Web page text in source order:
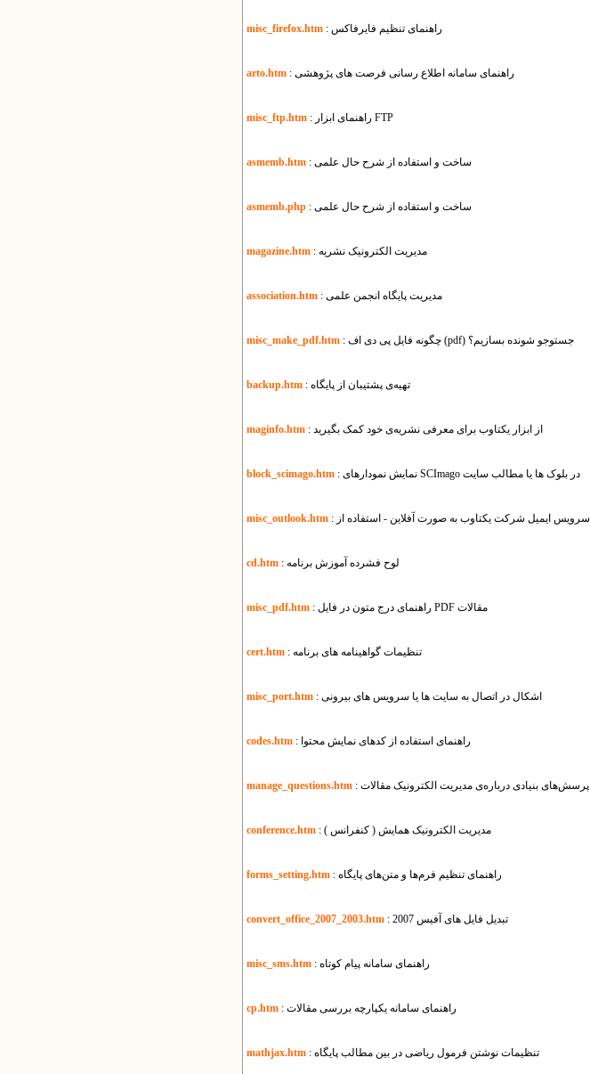
misc_firefox.htm : راهنمای تنظیم فایرفاکس
arto.htm : راهنمای سامانه اطلاع رسانی فرصت های پژوهشی
misc_ftp.htm : راهنمای ابزار FTP
asmemb.htm : ساخت و استفاده از شرح حال علمی
asmemb.php : ساخت و استفاده از شرح حال علمی
magazine.htm : مدیریت الکترونیک نشریه
association.htm : مدیریت پایگاه انجمن علمی
misc_make_pdf.htm : چگونه فایل پی دی اف (pdf) جستوجو شونده بسازیم؟
backup.htm : تهیه‌ی پشتیبان از پایگاه
maginfo.htm : از ابزار یکتاوب برای معرفی نشریه‌ی خود کمک بگیرید
block_scimago.htm : نمایش نمودارهای SCImago در بلوک ها یا مطالب سایت
misc_outlook.htm
cd.htm : لوح فشرده آموزش برنامه
misc_pdf.htm : راهنمای درج متون در فایل PDF مقالات
cert.htm : تنظیمات گواهینامه های برنامه
misc_port.htm : اشکال در اتصال به سایت ها یا سرویس های بیرونی
codes.htm : راهنمای استفاده از کدهای نمایش محتوا
manage_questions.htm : پرسش‌های بنیادی درباره‌ی مدیریت الکترونیک مقالات
conference.htm : مدیریت الکترونیک همایش ( کنفرانس )
forms_setting.htm : راهنمای تنظیم فرم‌ها و متن‌های پایگاه
convert_office_2007_2003.htm : تبدیل فایل های آفیس 2007
misc_sms.htm : راهنمای سامانه پیام کوتاه
cp.htm : راهنمای سامانه یکپارچه بررسی مقالات
mathjax.htm : تنظیمات نوشتن فرمول ریاضی در بین مطالب پایگاه